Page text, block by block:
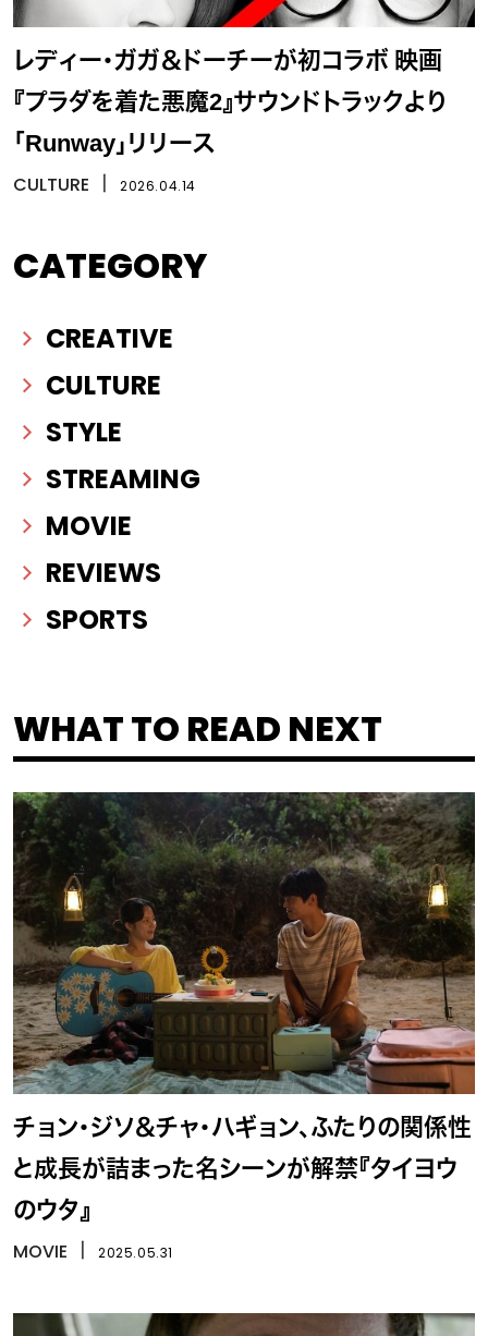
レディー・ガガ＆ドーチーが初コラボ 映画
『プラダを着た悪魔2』サウンドトラックより
「Runway」リリース
CULTURE 2026.04.14
CATEGORY
CREATIVE
CULTURE
STYLE
STREAMING
MOVIE
REVIEWS
SPORTS
WHAT TO READ NEXT
チョン・ジソ＆チャ・ハギョン、ふたりの関係性
と成長が詰まった名シーンが解禁『タイヨウ
のウタ』
MOVIE 2025.05.31